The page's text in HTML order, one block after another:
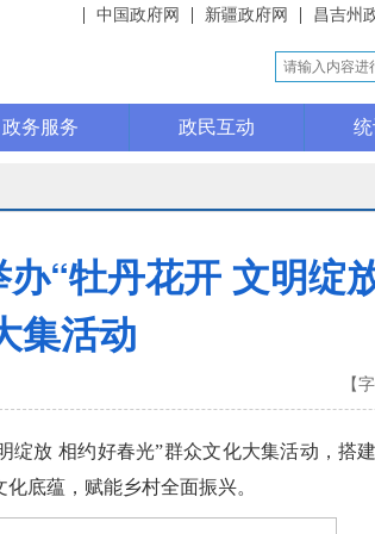
中国政府网 新疆政府网 昌吉州
政务服务 政民互动
“牡丹花开 文明绽
集活动
【
放 相约好春光”群众文化大集活动，搭
底蕴，赋能乡村全面振兴。